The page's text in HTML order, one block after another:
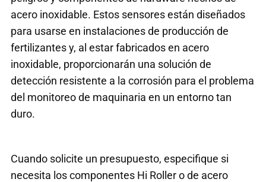
acero inoxidable. Estos sensores están diseñados
para usarse en instalaciones de producción de
fertilizantes y, al estar fabricados en acero
inoxidable, proporcionarán una solución de
detección resistente a la corrosión para el problema
del monitoreo de maquinaria en un entorno tan
duro.
Cuando solicite un presupuesto, especifique si
necesita los componentes Hi Roller o de acero